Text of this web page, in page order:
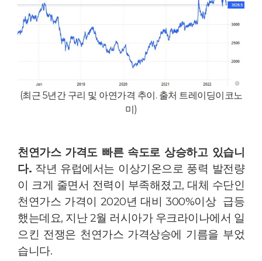
(최근 5년간 구리 및 아연가격 추이. 출처 트레이딩이코노
미)
천연가스 가격도 빠른 속도로 상승하고 있습니
다. 작년 유럽에서는 이상기온으로 풍력 발전량
이 크게 줄면서 전력이 부족해졌고, 대체 수단인
천연가스 가격이 2020년 대비 300%이상 급등
했는데요, 지난2월 러시아가 우크라이나에서 일
으킨 전쟁은 천연가스 가격상승에 기름을 부었
습니다.